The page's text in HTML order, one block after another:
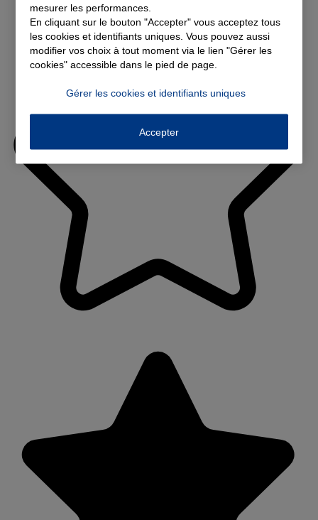
mesurer les performances.
En cliquant sur le bouton "Accepter" vous acceptez tous
les cookies et identifiants uniques. Vous pouvez aussi
modifier vos choix à tout moment via le lien "Gérer les
cookies" accessible dans le pied de page.
Gérer les cookies et identifiants uniques
Accepter